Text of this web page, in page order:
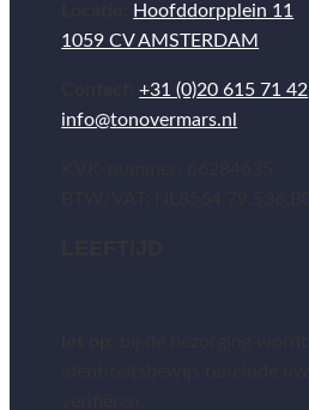
Hoofddorpplein 11
1059 CV AMSTERDAM
+31 (0)20 615 71 42
info@tonovermars.nl